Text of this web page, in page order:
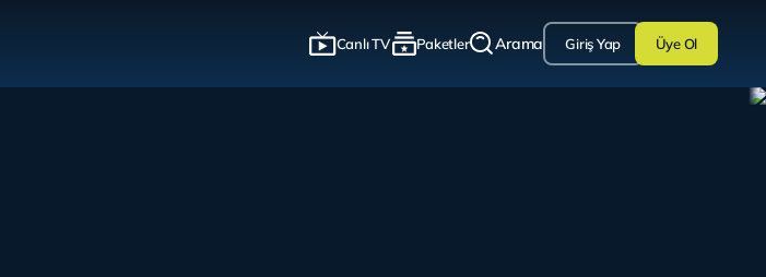
Canlı TV Paketler Arama Giriş Yap Üye Ol